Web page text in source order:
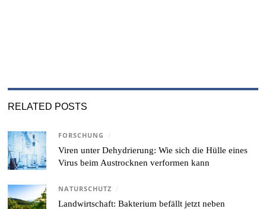
RELATED POSTS
FORSCHUNG /
Viren unter Dehydrierung: Wie sich die Hülle eines
Virus beim Austrocknen verformen kann
NATURSCHUTZ /
Landwirtschaft: Bakterium befällt jetzt neben